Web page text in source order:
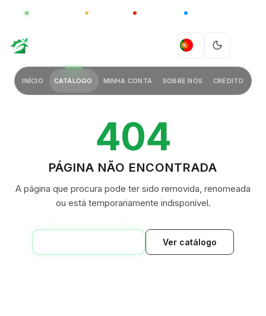
GLOBAL CHINA
PT
INÍCIO CATÁLOGO MINHA CONTA SOBRE NÓS CRÉDITO
404
PÁGINA NÃO ENCONTRADA
A página que procura pode ter sido removida, renomeada
ou está temporariamente indisponível.
Ver catálogo